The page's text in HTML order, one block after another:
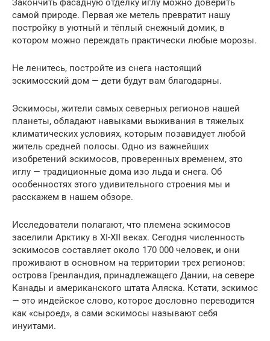
Закончить фасадную отделку иглу можно доверить
самой природе. Первая же метель превратит нашу
постройку в уютный и тёплый снежный домик, в
котором можно переждать практически любые морозы.
Не ленитесь, постройте из снега настоящий
эскимосский дом — дети будут вам благодарны.
Эскимосы, жители самых северных регионов нашей
планеты, обладают навыками выживания в тяжелых
климатических условиях, которым позавидует любой
житель средней полосы. Одно из важнейших
изобретений эскимосов, проверенных временем, это
иглу — традиционные дома изо льда и снега. Об
особенностях этого удивительного строения мы и
расскажем в нашем обзоре.
Исследователи полагают, что племена эскимосов
заселили Арктику в XI-XII веках. Сегодня численность
эскимосов составляет около 170 000 человек, и они
проживают в основном на территории трех регионов:
острова Гренландия, принадлежащего Дании, на севере
Канады и американского штата Аляска. Кстати, эскимос
— это индейское слово, которое дословно переводится
как «сыроед», а сами эскимосы называют себя
инуитами.